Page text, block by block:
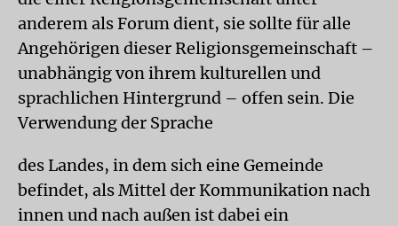
anderem als Forum dient, sie sollte für alle
Angehörigen dieser Religionsgemeinschaft –
unabhängig von ihrem kulturellen und
sprachlichen Hintergrund – offen sein. Die
Verwendung der Sprache
des Landes, in dem sich eine Gemeinde
befindet, als Mittel der Kommunikation nach
innen und nach außen ist dabei ein